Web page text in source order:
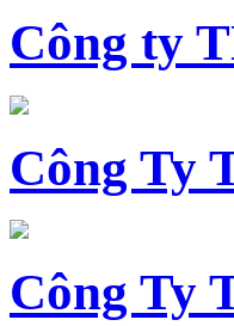
Công ty
Công Ty
Công Ty